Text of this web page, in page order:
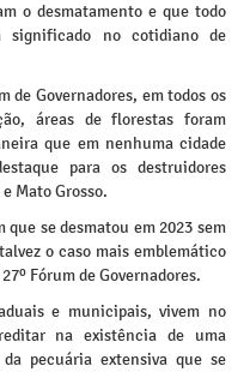
o desmatamento e que todo
significado no cotidiano de
de Governadores, em todos os
áreas de florestas foram
que em nenhuma cidade
para os destruidores
Mato Grosso.
se desmatou em 2023 sem
o caso mais emblemático
Fórum de Governadores.
e municipais, vivem no
na existência de uma
pecuária extensiva que se